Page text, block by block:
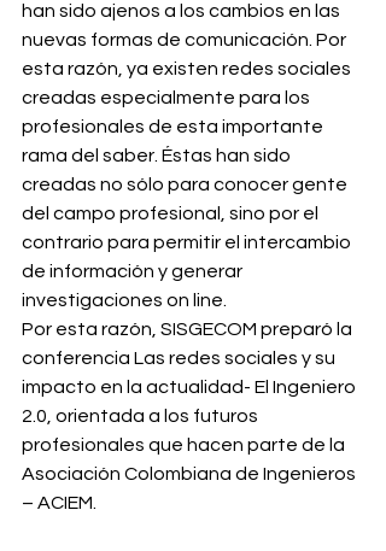
han sido ajenos a los cambios en las
nuevas formas de comunicación. Por
esta razón, ya existen redes sociales
creadas especialmente para los
profesionales de esta importante
rama del saber. Éstas han sido
creadas no sólo para conocer gente
del campo profesional, sino por el
contrario para permitir el intercambio
de información y generar
investigaciones on line.
Por esta razón, SISGECOM preparó la
conferencia Las redes sociales y su
impacto en la actualidad- El Ingeniero
2.0, orientada a los futuros
profesionales que hacen parte de la
Asociación Colombiana de Ingenieros
– ACIEM.